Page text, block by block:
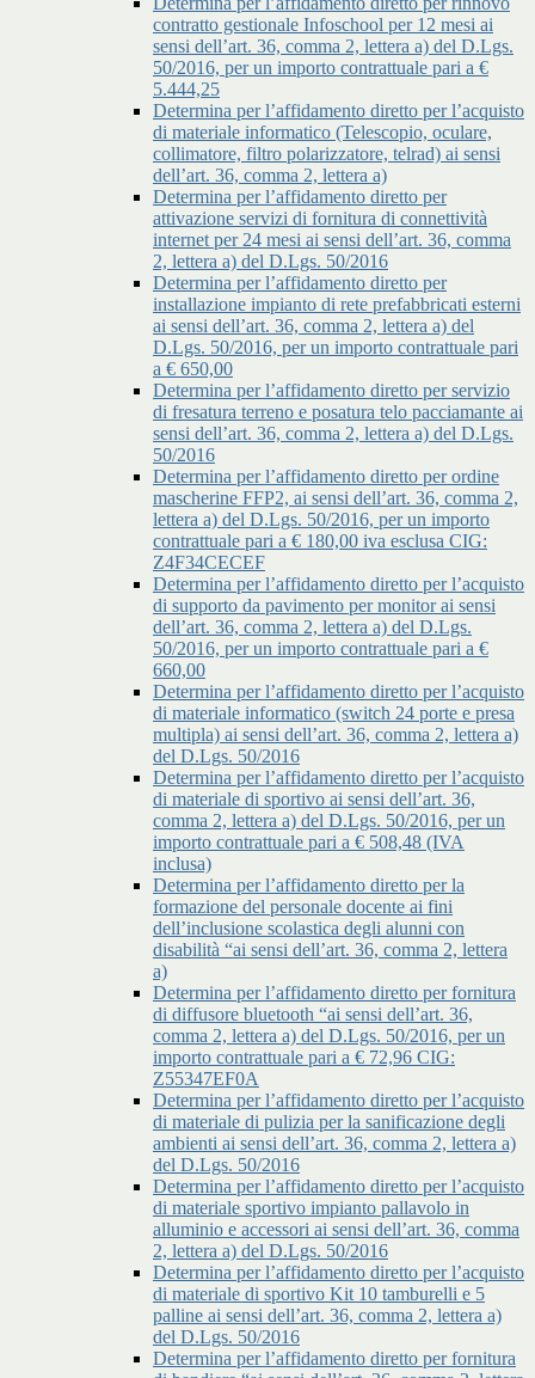
contratto gestionale Infoschool per 12 mesi ai
sensi dell’art. 36, comma 2, lettera a) del D.Lgs.
50/2016, per un importo contrattuale pari a €
5.444,25
Determina per l’affidamento diretto per l’acquisto
di materiale informatico (Telescopio, oculare,
collimatore, filtro polarizzatore, telrad) ai sensi
dell’art. 36, comma 2, lettera a)
Determina per l’affidamento diretto per
attivazione servizi di fornitura di connettività
internet per 24 mesi ai sensi dell’art. 36, comma
2, lettera a) del D.Lgs. 50/2016
Determina per l’affidamento diretto per
installazione impianto di rete prefabbricati esterni
ai sensi dell’art. 36, comma 2, lettera a) del
D.Lgs. 50/2016, per un importo contrattuale pari
a € 650,00
Determina per l’affidamento diretto per servizio
di fresatura terreno e posatura telo pacciamante ai
sensi dell’art. 36, comma 2, lettera a) del D.Lgs.
50/2016
Determina per l’affidamento diretto per ordine
mascherine FFP2, ai sensi dell’art. 36, comma 2,
lettera a) del D.Lgs. 50/2016, per un importo
contrattuale pari a € 180,00 iva esclusa CIG:
Z4F34CECEF
Determina per l’affidamento diretto per l’acquisto
di supporto da pavimento per monitor ai sensi
dell’art. 36, comma 2, lettera a) del D.Lgs.
50/2016, per un importo contrattuale pari a €
660,00
Determina per l’affidamento diretto per l’acquisto
di materiale informatico (switch 24 porte e presa
multipla) ai sensi dell’art. 36, comma 2, lettera a)
del D.Lgs. 50/2016
Determina per l’affidamento diretto per l’acquisto
di materiale di sportivo ai sensi dell’art. 36,
comma 2, lettera a) del D.Lgs. 50/2016, per un
importo contrattuale pari a € 508,48 (IVA
inclusa)
Determina per l’affidamento diretto per la
formazione del personale docente ai fini
dell’inclusione scolastica degli alunni con
disabilità “ai sensi dell’art. 36, comma 2, lettera
a)
Determina per l’affidamento diretto per fornitura
di diffusore bluetooth “ai sensi dell’art. 36,
comma 2, lettera a) del D.Lgs. 50/2016, per un
importo contrattuale pari a € 72,96 CIG:
Z55347EF0A
Determina per l’affidamento diretto per l’acquisto
di materiale di pulizia per la sanificazione degli
ambienti ai sensi dell’art. 36, comma 2, lettera a)
del D.Lgs. 50/2016
Determina per l’affidamento diretto per l’acquisto
di materiale sportivo impianto pallavolo in
alluminio e accessori ai sensi dell’art. 36, comma
2, lettera a) del D.Lgs. 50/2016
Determina per l’affidamento diretto per l’acquisto
di materiale di sportivo Kit 10 tamburelli e 5
palline ai sensi dell’art. 36, comma 2, lettera a)
del D.Lgs. 50/2016
Determina per l’affidamento diretto per fornitura